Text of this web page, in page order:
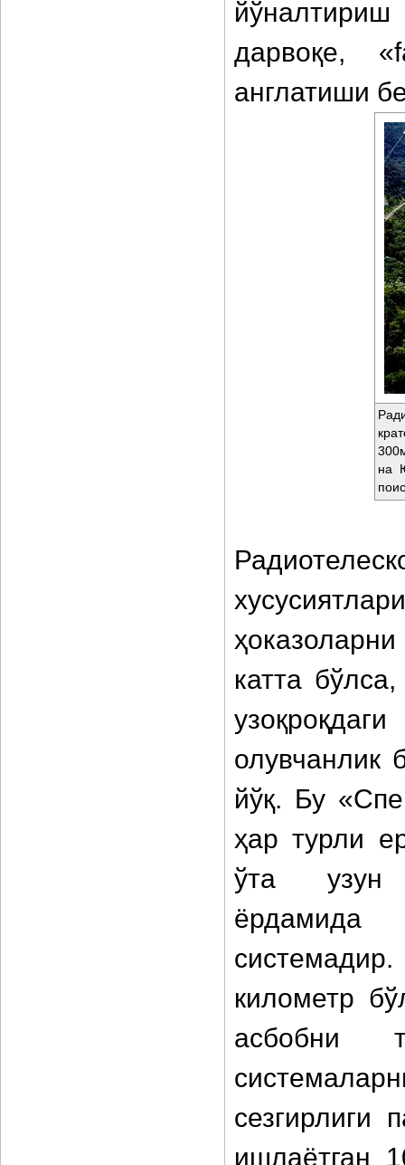
дарвоқе,
англатиши
на
катта
олувчанлик
йўқ. Бу
ҳар турли
ўта узун
ёрдамида
километр
асбобни
сезгирлиги
ишлаётган